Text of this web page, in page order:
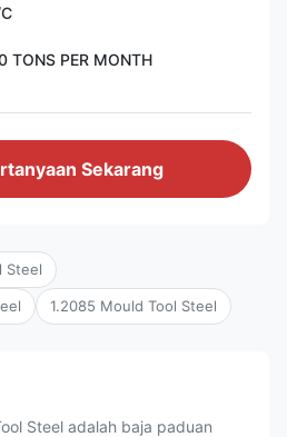
TONS PER MONTH
Sekarang
Steel
1.2085 Mould Tool Steel
Steel adalah baja paduan